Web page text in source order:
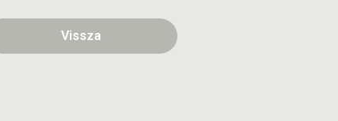
Vissza